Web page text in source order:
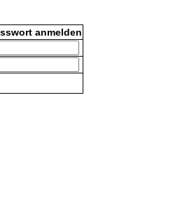
anmelden